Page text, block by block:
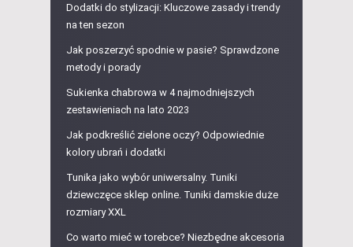
Dodatki do stylizacji: Kluczowe zasady i trendy
na ten sezon
Jak poszerzyć spodnie w pasie? Sprawdzone
metody i porady
Sukienka chabrowa w 4 najmodniejszych
zestawieniach na lato 2023
Jak podkreślić zielone oczy? Odpowiednie
kolory ubrań i dodatki
Tunika jako wybór uniwersalny. Tuniki
dziewczęce sklep online. Tuniki damskie duże
rozmiary XXL
Co warto mieć w torebce? Niezbędne akcesoria